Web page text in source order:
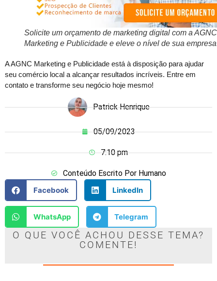
Solicite um orçamento de marketing digital com a AGNC
Marketing e Publicidade e eleve o nível de sua
A AGNC Marketing e Publicidade está à disposição para ajudar
seu comércio local a alcançar resultados incríveis. Entre em
contato e transforme seu negócio hoje mesmo!
Patrick Henrique
05/09/2023
7:10 pm
Conteúdo Escrito Por Humano
Facebook
LinkedIn
WhatsApp Telegram
O QUE VOCÊ ACHOU DESSE TEMA?
COMENTE!